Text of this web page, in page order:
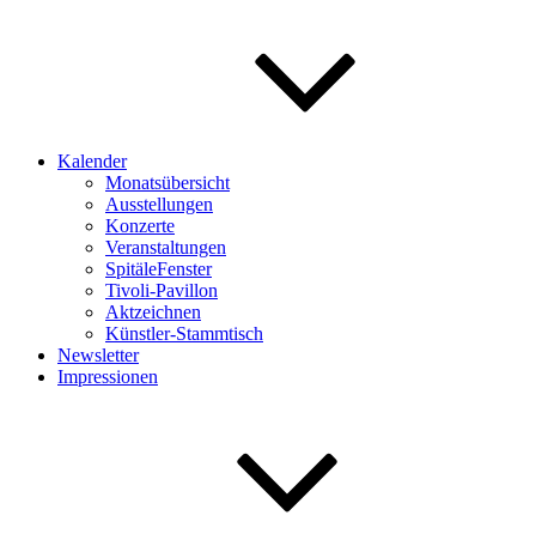
Kalender
Monatsübersicht
Ausstellungen
Konzerte
Veranstaltungen
SpitäleFenster
Tivoli-Pavillon
Aktzeichnen
Künstler-Stammtisch
Newsletter
Impressionen